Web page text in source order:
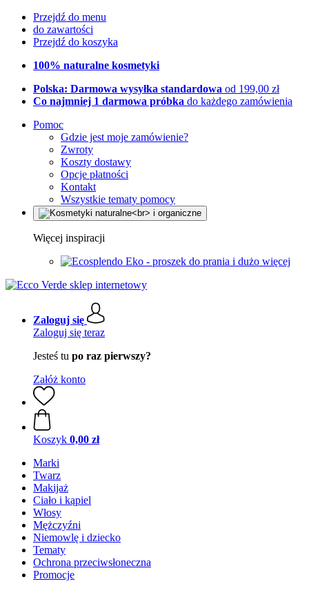
Przejdź do menu
do zawartości
Przejdź do koszyka
100% naturalne kosmetyki
Polska: Darmowa wysyłka standardowa od 199,00 zł
Co najmniej 1 darmowa próbka do każdego zamówienia
Pomoc
Gdzie jest moje zamówienie?
Zwroty
Koszty dostawy
Opcje płatności
Kontakt
Wszystkie tematy pomocy
Więcej inspiracji
Eko - proszek do prania i dużo więcej
Zaloguj się
Zaloguj się teraz
Jesteś tu po raz pierwszy?
Załóż konto
Koszyk 0,00 zł
Marki
Twarz
Makijaż
Ciało i kąpiel
Włosy
Mężczyźni
Niemowlę i dziecko
Tematy
Ochrona przeciwsłoneczna
Promocje